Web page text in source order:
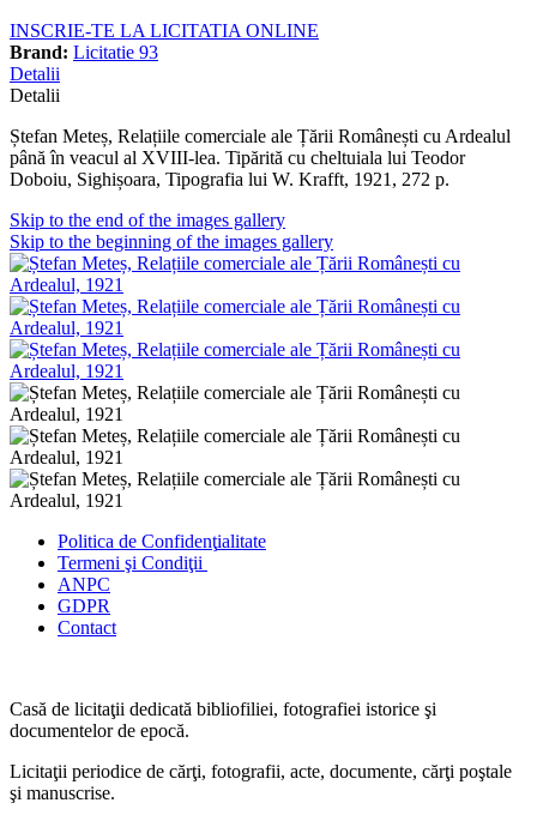
INSCRIE-TE LA LICITATIA ONLINE
Brand: Licitatie 93
Detalii
Detalii
Ștefan Meteș, Relațiile comerciale ale Țării Românești cu Ardealul
până în veacul al XVIII-lea. Tipărită cu cheltuiala lui Teodor
Doboiu, Sighișoara, Tipografia lui W. Krafft, 1921, 272 p.
Skip to the end of the images gallery
Skip to the beginning of the images gallery
Politica de Confidenţialitate
Termeni şi Condiţii
ANPC
GDPR
Contact
Casă de licitaţii dedicată bibliofiliei, fotografiei istorice şi
documentelor de epocă.
Licitaţii periodice de cărţi, fotografii, acte, documente, cărţi poştale
şi manuscrise.